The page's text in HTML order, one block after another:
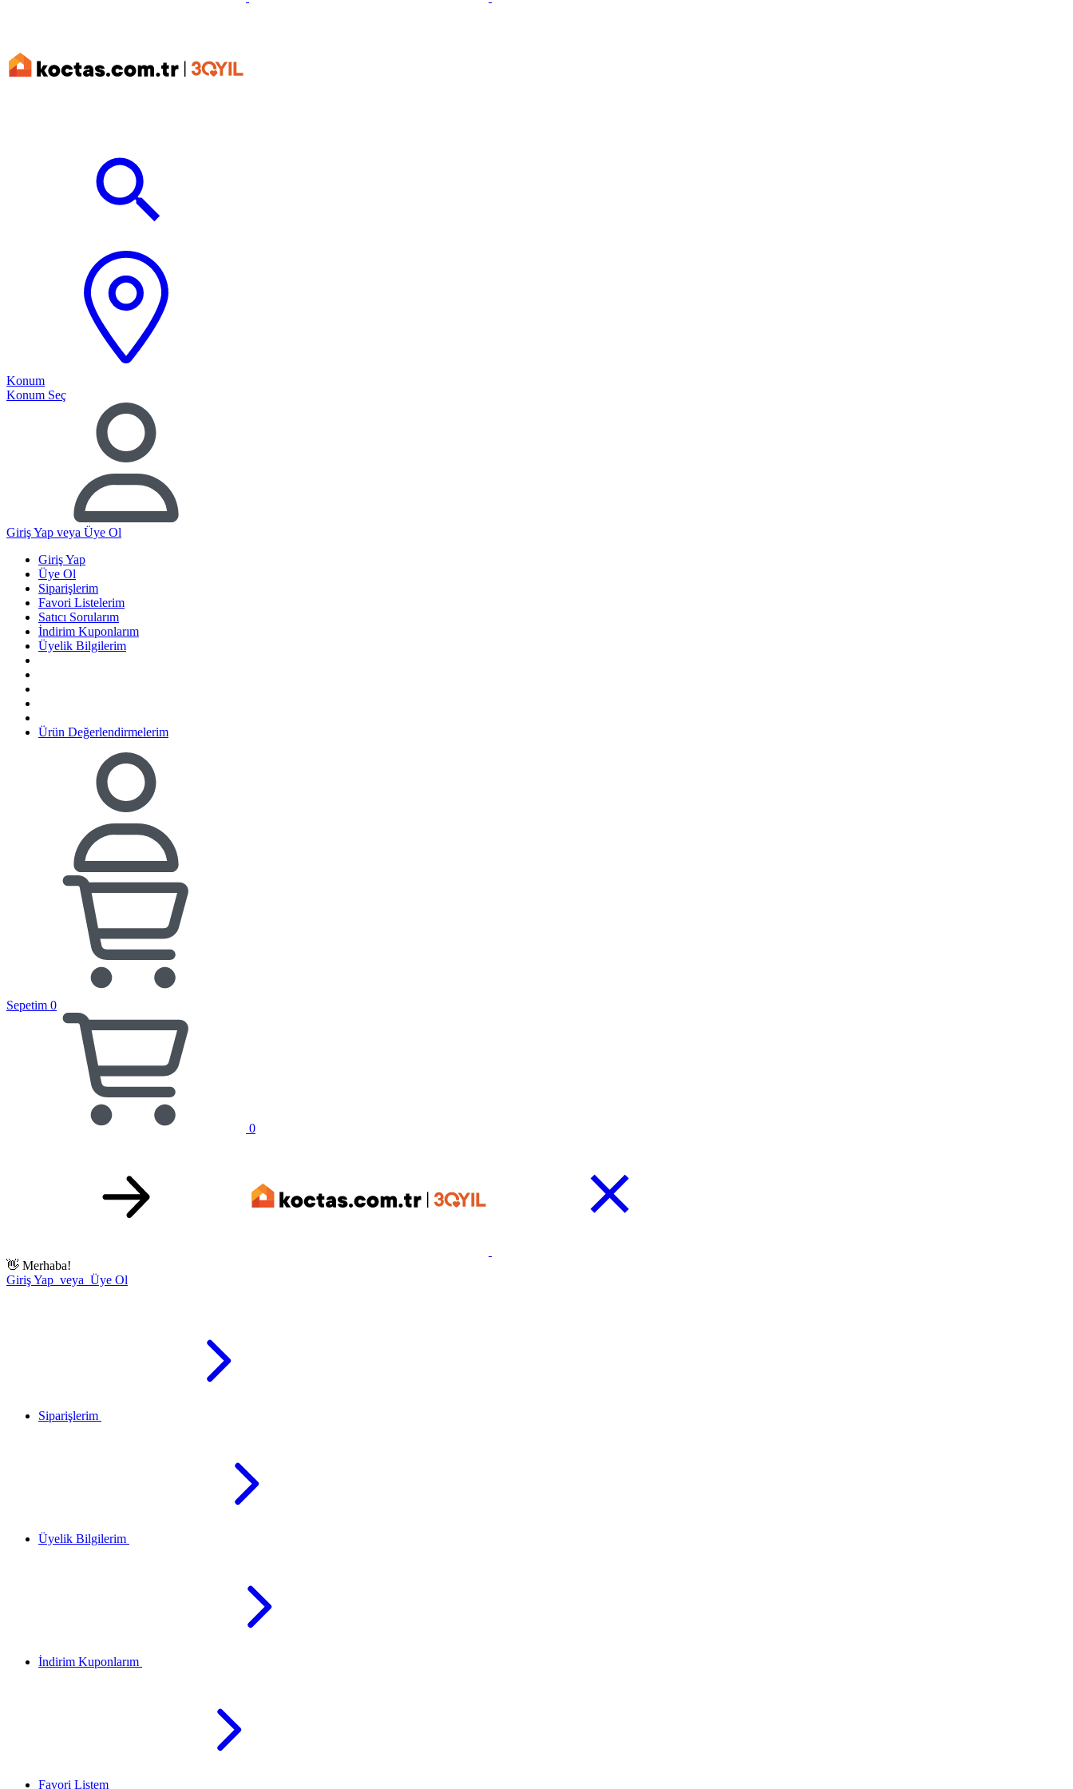
Konum
Konum Seç
Giriş Yap veya Üye Ol
Giriş Yap
Üye Ol
Siparişlerim
Favori Listelerim
Satıcı Sorularım
İndirim Kuponlarım
Üyelik Bilgilerim
Ürün Değerlendirmelerim
Sepetim 0
0
👋 Merhaba!
Giriş Yap veya Üye Ol
Siparişlerim
Üyelik Bilgilerim
İndirim Kuponlarım
Favori Listem